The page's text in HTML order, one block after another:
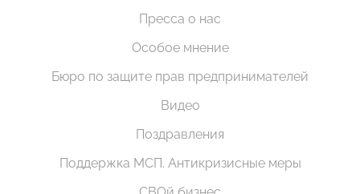
Пресса о нас
Особое мнение
Бюро по защите прав предпринимателей
Видео
Поздравления
Поддержка МСП. Антикризисные меры